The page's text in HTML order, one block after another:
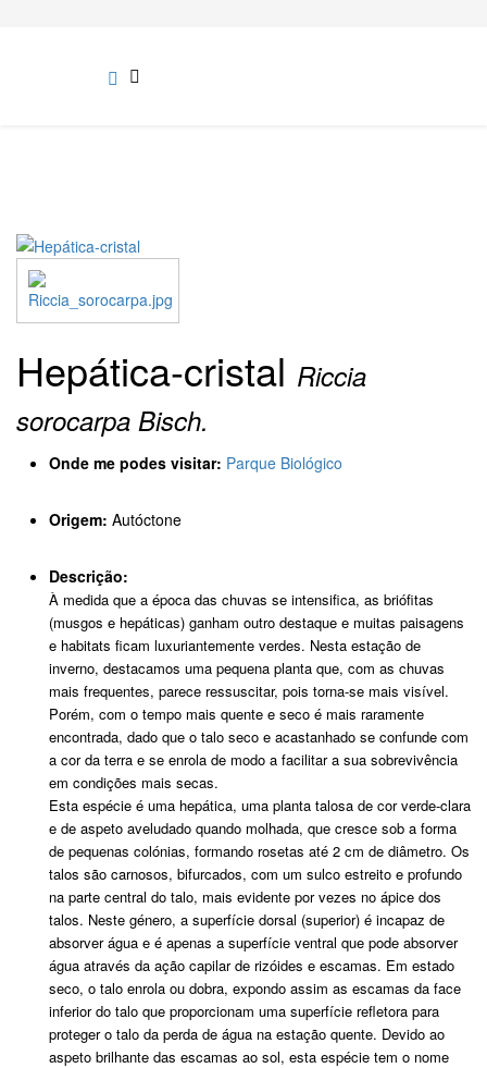
Hepática-cristal Riccia
sorocarpa Bisch.
Onde me podes visitar: Parque Biológico
Origem: Autóctone
Descrição:
À medida que a época das chuvas se intensifica, as briófitas
(musgos e hepáticas) ganham outro destaque e muitas paisagens
e habitats ficam luxuriantemente verdes. Nesta estação de
inverno, destacamos uma pequena planta que, com as chuvas
mais frequentes, parece ressuscitar, pois torna-se mais visível.
Porém, com o tempo mais quente e seco é mais raramente
encontrada, dado que o talo seco e acastanhado se confunde com
a cor da terra e se enrola de modo a facilitar a sua sobrevivência
em condições mais secas.
Esta espécie é uma hepática, uma planta talosa de cor verde-clara
e de aspeto aveludado quando molhada, que cresce sob a forma
de pequenas colónias, formando rosetas até 2 cm de diâmetro. Os
talos são carnosos, bifurcados, com um sulco estreito e profundo
na parte central do talo, mais evidente por vezes no ápice dos
talos. Neste género, a superfície dorsal (superior) é incapaz de
absorver água e é apenas a superfície ventral que pode absorver
água através da ação capilar de rizóides e escamas. Em estado
seco, o talo enrola ou dobra, expondo assim as escamas da face
inferior do talo que proporcionam uma superfície refletora para
proteger o talo da perda de água na estação quente. Devido ao
aspeto brilhante das escamas ao sol, esta espécie tem o nome